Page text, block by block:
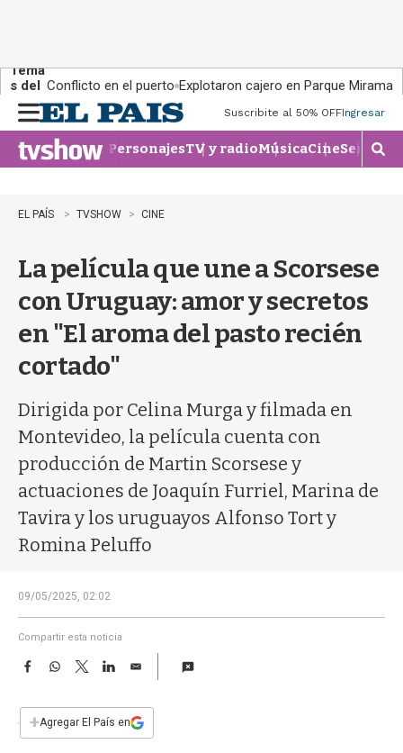
Tema
s del
día:
Conflicto en el puerto Explotaron cajero en Parque Miramar
n
u
Suscribite al 50% OFFIngresar
PersonajesTV y radioMúsicaCineSeries
M
o
r
b
EL PAÍS TVSHOW CINE
La película que une a Scorsese
con Uruguay: amor y secretos
en "El aroma del pasto recién
cortado"
Dirigida por Celina Murga y filmada en
Montevideo, la película cuenta con
producción de Martin Scorsese y
actuaciones de Joaquín Furriel, Marina de
Tavira y los uruguayos Alfonso Tort y
Romina Peluffo
09/05/2025, 02:02
Compartir esta noticia
F
e
b
W
s
T
w
t
L
E
i
l
+Agregar El País en